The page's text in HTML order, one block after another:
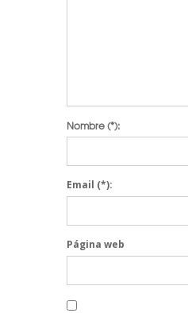
Nombre(*):
Email (*):
Página web